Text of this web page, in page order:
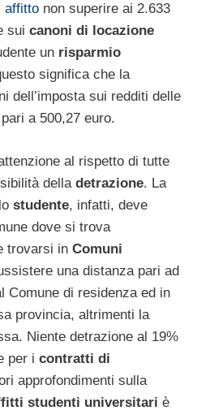
affitto non superire ai 2.633
sui canoni di locazione
un risparmio
significa che la
dell’imposta sui redditi delle
a 500,27 euro.
al rispetto di tutte
della detrazione. La
studente, infatti, deve
dove si trova
trovarsi in Comuni
una distanza pari ad
Comune di residenza ed in
provincia, altrimenti la
Niente detrazione al 19%
per i contratti di
approfondimenti sulla
studenti universitari è